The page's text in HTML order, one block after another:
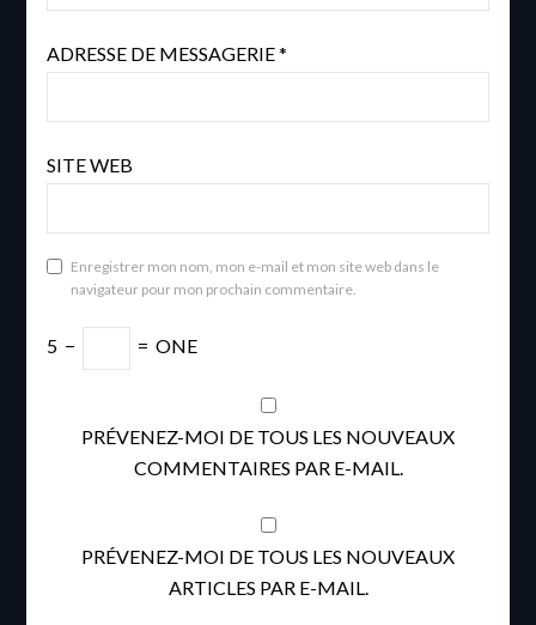
ADRESSE DE MESSAGERIE*
SITE WEB
Enregistrer mon nom, mon e-mail et mon site web dans le
navigateur pour mon prochain commentaire.
5 − = ONE
PRÉVENEZ-MOI DE TOUS LES NOUVEAUX
COMMENTAIRES PAR E-MAIL.
PRÉVENEZ-MOI DE TOUS LES NOUVEAUX
ARTICLES PAR E-MAIL.